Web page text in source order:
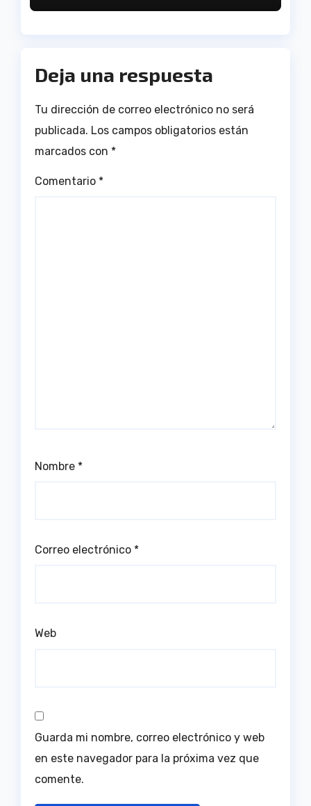
Deja una respuesta
Tu dirección de correo electrónico no será
publicada. Los campos obligatorios están
marcados con *
Comentario *
Nombre *
Correo electrónico *
Web
Guarda mi nombre, correo electrónico y web
en este navegador para la próxima vez que
comente.